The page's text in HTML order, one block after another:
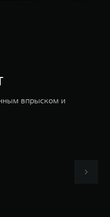
впрыском и